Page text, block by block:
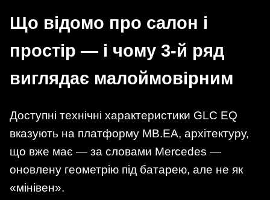
Що відомо про салон і
простір — і чому 3-й ряд
виглядає малоймовірним
Доступні технічні характеристики GLC EQ
вказують на платформу MB.EA, архітектуру,
що вже має — за словами Mercedes —
оновлену геометрію під батарею, але не як
«мінівен».